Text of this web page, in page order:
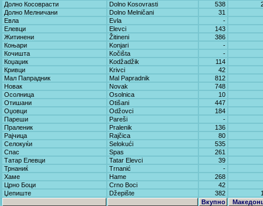
Долно Косоврасти
Dolno Kosovrasti 538
Долно Мелничани
Dolno Melničani
31
Евла
Evla
-
Елевци
Elevci
143
Житинени
Žitineni
386
Коњари
Konjari
-
Кочишта
Kočišta
-
Коџаџик
Kodžadžik
114
Кривци
Krivci
42
Мал Папрадник
Mal Papradnik
812
Новак
Novak
748
Осолница
Osolnica
10
Отишани
Otišani
447
Оџовци
Odžovci
184
Пареши
Pareši
-
Праленик
Pralenik
136
Рајчица
Rajčica
80
Селокуќи
Selokući
535
Спас
Spas
261
Татар Елевци
Tatar Elevci
39
Трнаниќ
Trnanić
-
Хаме
Hame
268
Црно Боци
Crno Boci
42
Џепиште
Džepište 382
Вкупно